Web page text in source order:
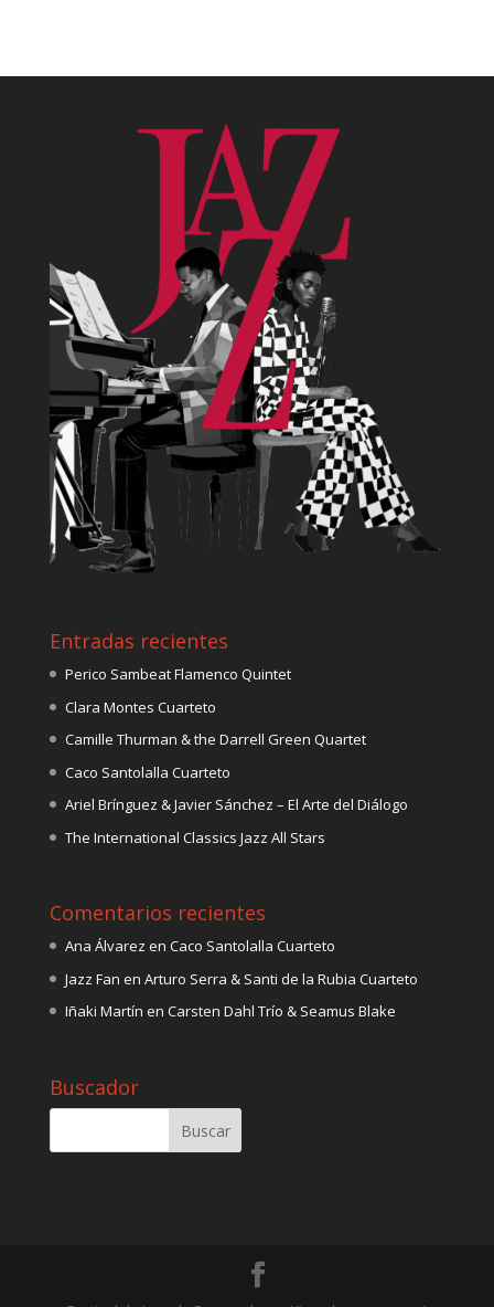
Entradas recientes
Perico Sambeat Flamenco Quintet
Clara Montes Cuarteto
Camille Thurman & the Darrell Green Quartet
Caco Santolalla Cuarteto
Ariel Brínguez & Javier Sánchez – El Arte del Diálogo
The International Classics Jazz All Stars
Comentarios recientes
Ana Álvarez en Caco Santolalla Cuarteto
Jazz Fan en Arturo Serra & Santi de la Rubia Cuarteto
Iñaki Martín en Carsten Dahl Trío & Seamus Blake
Buscador